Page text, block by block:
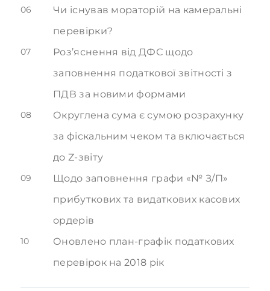
06
Чи існував мораторій на камеральні
перевірки?
07
Роз’яснення від ДФС щодо
заповнення податкової звітності з
ПДВ за новими формами
08
Округлена сума є сумою розрахунку
за фіскальним чеком та включається
до Z-звіту
09
Щодо заповнення графи «№ З/П»
прибуткових та видаткових касових
ордерів
10
Оновлено план-графік податкових
перевірок на 2018 рік